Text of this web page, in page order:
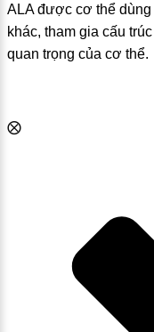
ALA được cơ thể dùng
khác, tham gia cấu
quan trọng của cơ thể.
⨂